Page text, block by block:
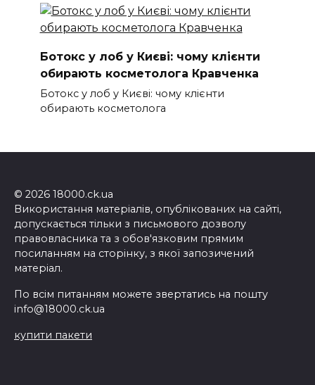
Ботокс у лоб у Києві: чому клієнти
обирають косметолога Кравченка
Ботокс у лоб у Києві: чому клієнти
обирають косметолога
© 2026 18000.ck.ua
Використання матеріалів, опублікованих на сайті,
допускається тільки з письмового дозволу
правовласника та з обов'язковим прямим
посиланням на сторінку, з якої запозичений
матеріал.
По всім питанням можете звертатись на пошту
info@18000.ck.ua
купити пакети